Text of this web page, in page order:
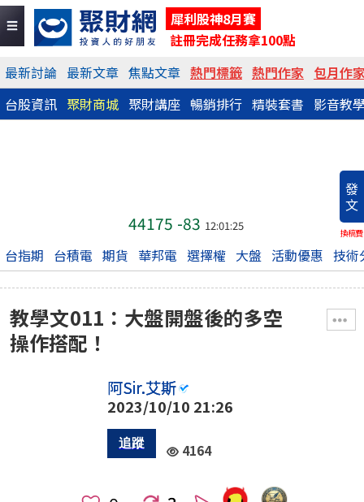
犀利股神8月賽
註冊完成任務拿100點
最新討論 最新文章 焦點文章 熱門標籤 熱門作家 包月作
台股資訊 聚財商城 聚財講座 暢銷排行 精裝套書 影音教
發
文
換稿費
44175 -83 12:01:25
台指期 台積電 期貨 華邦電 選擇權 大盤 活動優惠 技術
教學文011：大盤開盤後的多空
操作搭配！
阿Sir.艾斯
2023/10/10 21:26
4164